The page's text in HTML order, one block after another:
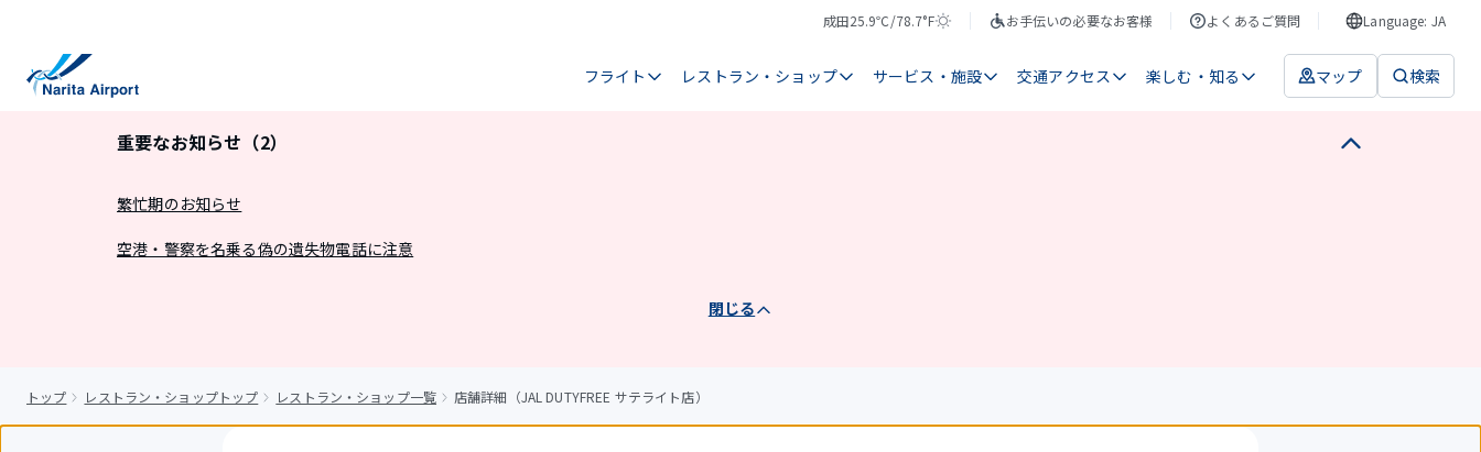
成田
気
25.9℃/78.7°F
天
お手伝いの必要なお客様 よくあるご質問 Language: JA
フライト レストラン・ショップ サービス・施設 交通アクセス 楽しむ・知る マップ 検索
重要なお知らせ（2）
繁忙期のお知らせ
空港・警察を名乗る偽の遺失物電話に注意
閉じる
トップ レストラン・ショップトップ レストラン・ショップ一覧 店舗詳細（JAL DUTYFREE サテライト店）